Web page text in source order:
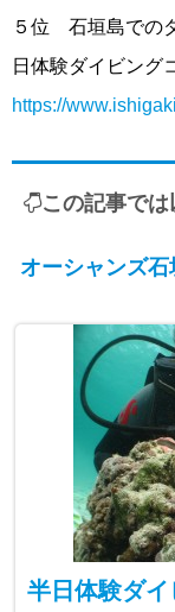
５位 石垣島での
日体験ダイビング
https://
この記事で
オーシャンズ
半日体験ダ